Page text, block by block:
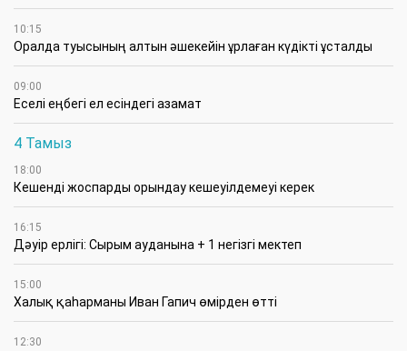
10:15
Оралда туысының алтын әшекейін ұрлаған күдікті ұсталды
09:00
Еселі еңбегі ел есіндегі азамат
4 Тамыз
18:00
Кешенді жоспарды орындау кешеуілдемеуі керек
16:15
Дәуір ерлігі: Сырым ауданына + 1 негізгі мектеп
15:00
Халық қаһарманы Иван Гапич өмірден өтті
12:30